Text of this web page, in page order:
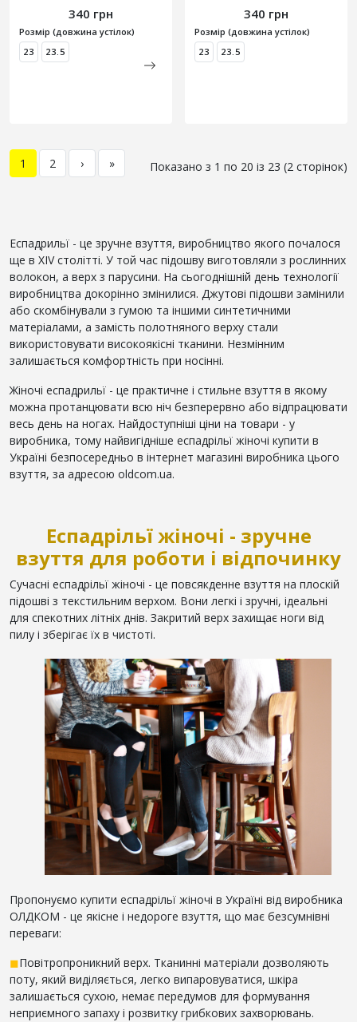
340 грн
Розмір (довжина устілок)
23
23.5
340 грн
Розмір (довжина устілок)
23
23.5
1 2 › » Показано з 1 по 20 із 23 (2 сторінок)
Еспадрильї - це зручне взуття, виробництво якого почалося
ще в XIV столітті. У той час підошву виготовляли з рослинних
волокон, а верх з парусини. На сьогоднішній день технології
виробництва докорінно змінилися. Джутові підошви замінили
або скомбінували з гумою та іншими синтетичними
матеріалами, а замість полотняного верху стали
використовувати високоякісні тканини. Незмінним
залишається комфортність при носінні.
Жіночі еспадрильї - це практичне і стильне взуття в якому
можна протанцювати всю ніч безперервно або відпрацювати
весь день на ногах. Найдоступніші ціни на товари - у
виробника, тому найвигідніше еспадрільї жіночі купити в
Україні безпосередньо в інтернет магазині виробника цього
взуття, за адресою oldcom.ua.
Еспадрільї жіночі - зручне
взуття для роботи і відпочинку
Сучасні еспадрільї жіночі - це повсякденне взуття на плоскій
підошві з текстильним верхом. Вони легкі і зручні, ідеальні
для спекотних літніх днів. Закритий верх захищає ноги від
пилу і зберігає їх в чистоті.
Пропонуємо купити еспадрільї жіночі в Україні від виробника
ОЛДКОМ - це якісне і недороге взуття, що має безсумнівні
переваги:
◼Повітропроникний верх. Тканинні матеріали дозволяють
поту, який виділяється, легко випаровуватися, шкіра
залишається сухою, немає передумов для формування
неприємного запаху і розвитку грибкових захворювань.